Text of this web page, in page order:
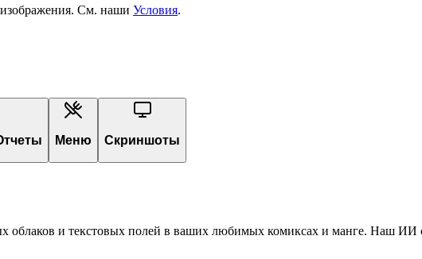
изображения. См. наши Условия.
Меню Скриншоты
облаков и текстовых полей в ваших любимых комиксах и манге. Наш ИИ